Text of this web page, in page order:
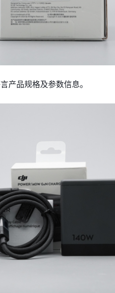
产品规格及参数信息。